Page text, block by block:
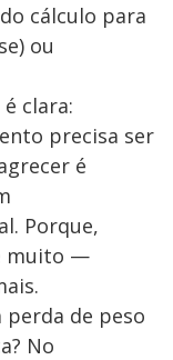
cálculo para
ou
clara:
precisa ser
é
Porque,
muito —
perda de peso
No